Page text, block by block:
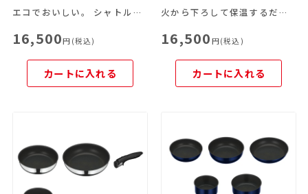
エコでおいしい。 シャトルシェフはこれからの調理器具です。
16,500円(税込)
カートに入れる
火から下ろして保温するだけで本格的な燻製ができる
16,500 円(税込)
カートに入れる